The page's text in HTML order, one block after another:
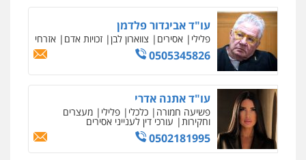
עו"ד רויטל סבג שקד
פלילי פשיעה חמורה אמצעי לחימה
אלימות עורכי דין לענייני אסירים
0528615306
עו"ד דרוויש נאשף
פלילי פשיעה חמורה זכויות אדם
0527448141